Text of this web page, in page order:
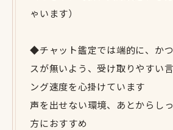
ゃいます）
◆チャット鑑定では端的に、か
スが無いよう、受け取りやすい
ング速度を心掛けています
声を出せない環境、あとからし
方におすすめ